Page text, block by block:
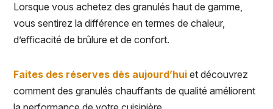
Lorsque vous achetez des granulés haut de gamme,
vous sentirez la différence en termes de chaleur,
d’efficacité de brûlure et de confort.
Faites des réserves dès aujourd’hui et découvrez
comment des granulés chauffants de qualité améliorent